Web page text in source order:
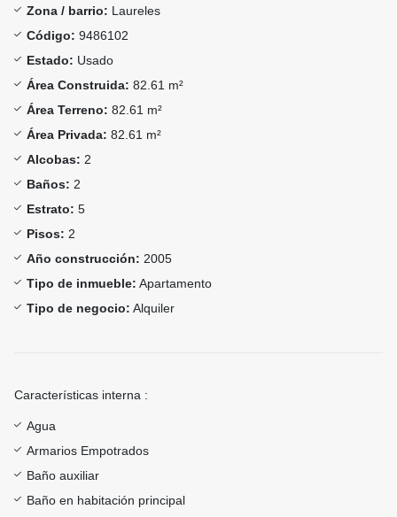
Zona / barrio: Laureles
Código: 9486102
Estado: Usado
Área Construida: 82.61 m²
Área Terreno: 82.61 m²
Área Privada: 82.61 m²
Alcobas: 2
Baños: 2
Estrato: 5
Pisos: 2
Año construcción: 2005
Tipo de inmueble: Apartamento
Tipo de negocio: Alquiler
Características interna :
Agua
Armarios Empotrados
Baño auxiliar
Baño en habitación principal